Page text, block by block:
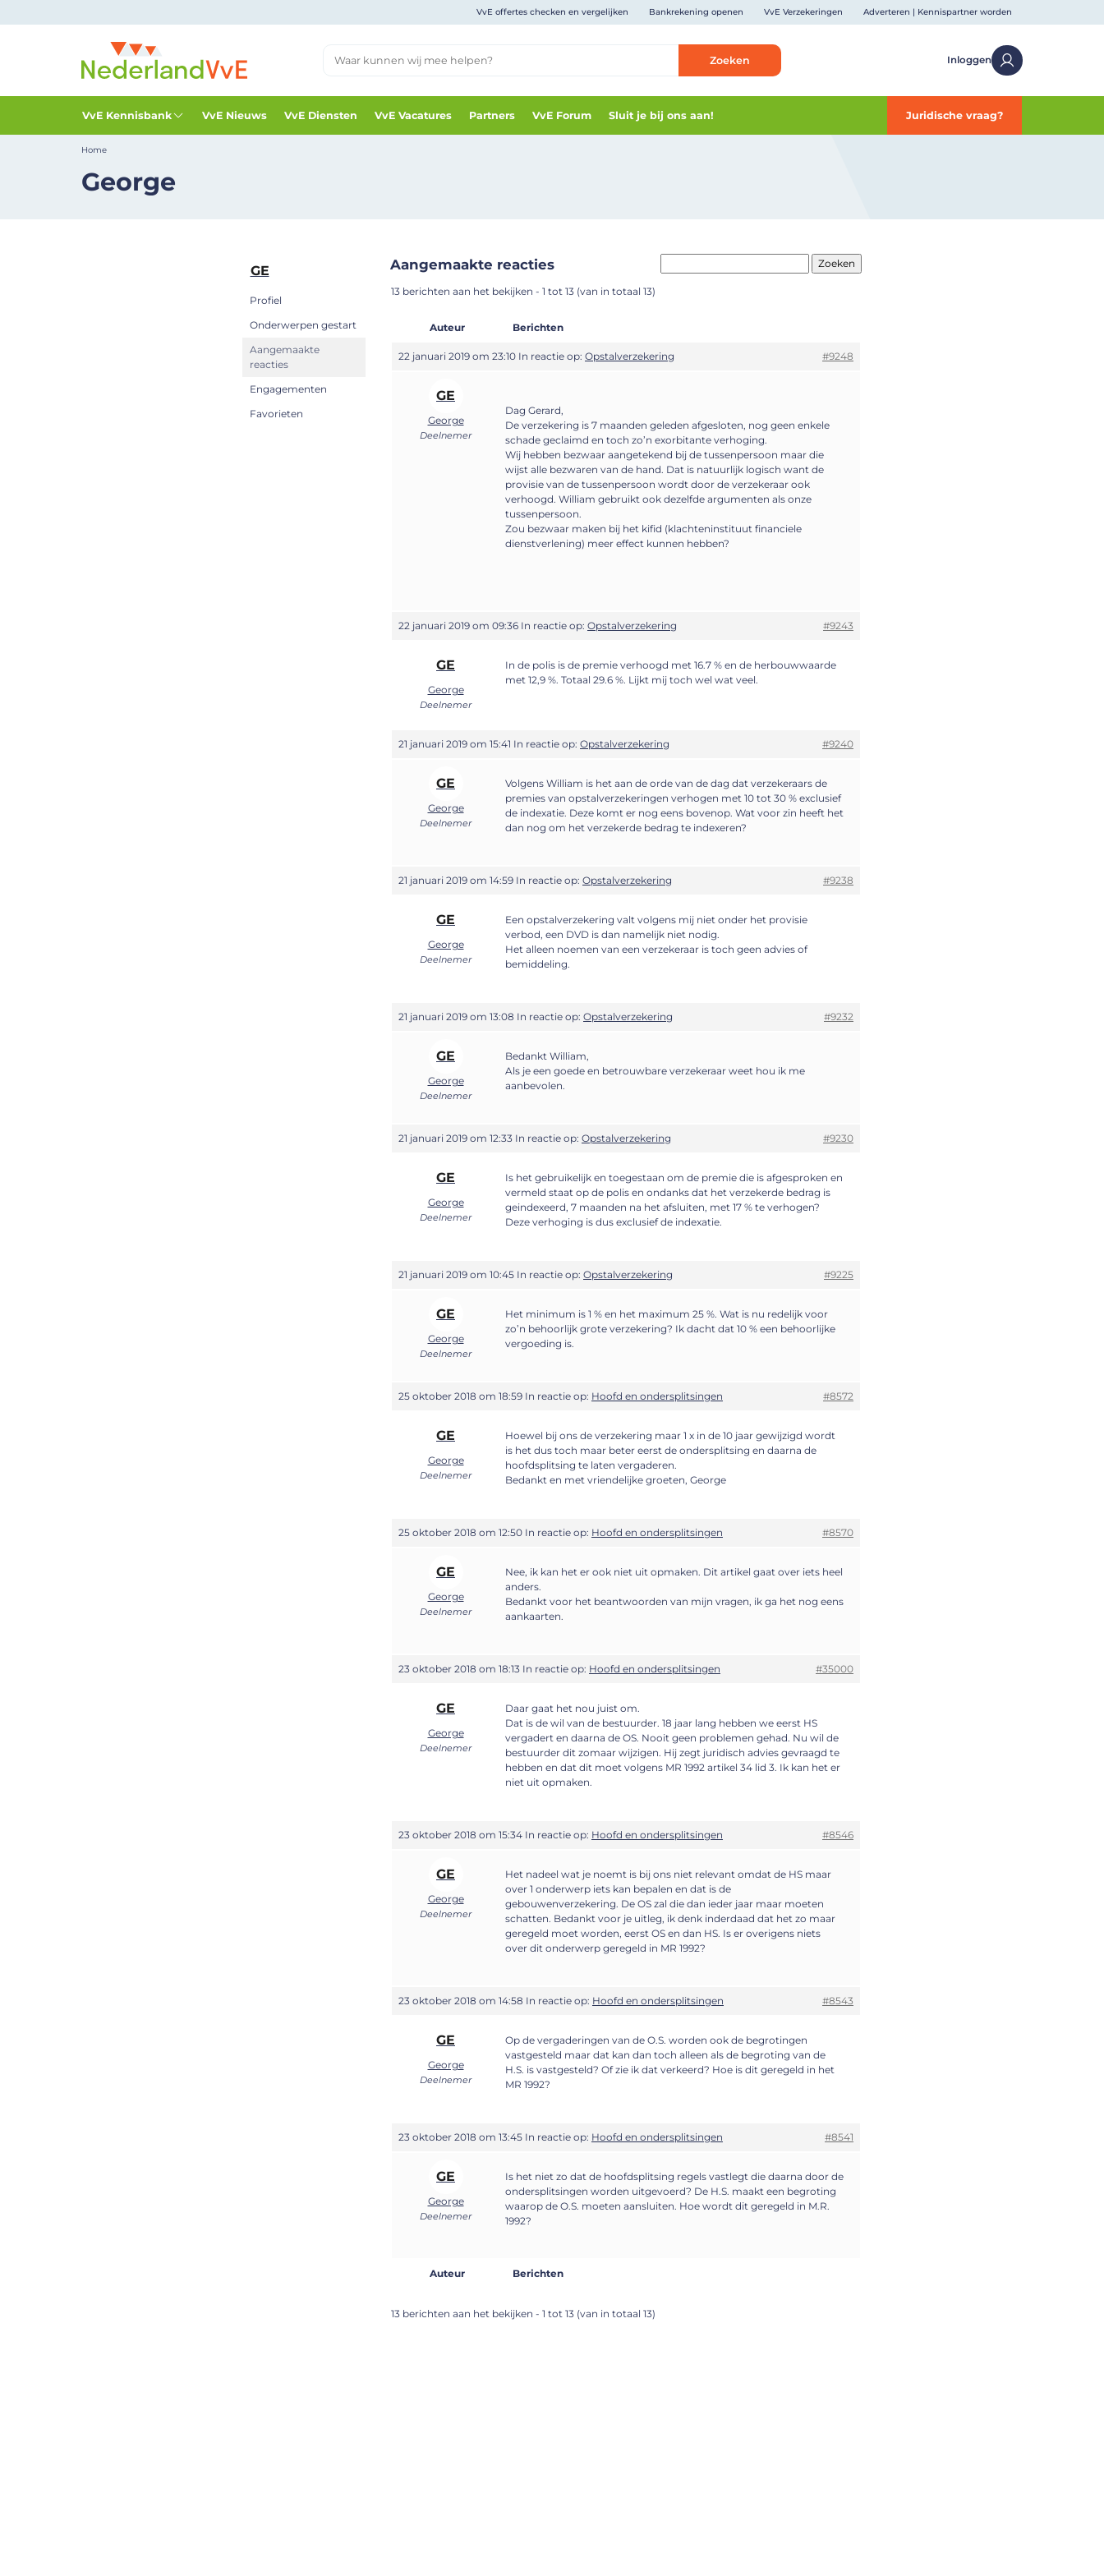
VvE offertes checken en vergelijken Bankrekening openen VvE Verzekeringen Adverteren | Kennispartner worden
Zoeken Inloggen
VvE Kennisbank VvE Nieuws VvE Diensten VvE Vacatures Partners VvE Forum Sluit je bij ons aan! Juridische vraag?
Home
George
GE
Profiel
Onderwerpen gestart
Aangemaakte
reacties
Engagementen
Favorieten
Aangemaakte reacties
13 berichten aan het bekijken - 1 tot 13 (van in totaal 13)
Auteur Berichten
22 januari 2019 om 23:10 In reactie op: Opstalverzekering #9248
GE
George
Deelnemer
Dag Gerard,
De verzekering is 7 maanden geleden afgesloten, nog geen enkele
schade geclaimd en toch zo’n exorbitante verhoging.
Wij hebben bezwaar aangetekend bij de tussenpersoon maar die
wijst alle bezwaren van de hand. Dat is natuurlijk logisch want de
provisie van de tussenpersoon wordt door de verzekeraar ook
verhoogd. William gebruikt ook dezelfde argumenten als onze
tussenpersoon.
Zou bezwaar maken bij het kifid (klachteninstituut financiele
dienstverlening) meer effect kunnen hebben?
22 januari 2019 om 09:36 In reactie op: Opstalverzekering #9243
GE
George
Deelnemer
In de polis is de premie verhoogd met 16.7 % en de herbouwwaarde
met 12,9 %. Totaal 29.6 %. Lijkt mij toch wel wat veel.
21 januari 2019 om 15:41 In reactie op: Opstalverzekering #9240
GE
George
Deelnemer
Volgens William is het aan de orde van de dag dat verzekeraars de
premies van opstalverzekeringen verhogen met 10 tot 30 % exclusief
de indexatie. Deze komt er nog eens bovenop. Wat voor zin heeft het
dan nog om het verzekerde bedrag te indexeren?
21 januari 2019 om 14:59 In reactie op: Opstalverzekering #9238
GE
George
Deelnemer
Een opstalverzekering valt volgens mij niet onder het provisie
verbod, een DVD is dan namelijk niet nodig.
Het alleen noemen van een verzekeraar is toch geen advies of
bemiddeling.
21 januari 2019 om 13:08 In reactie op: Opstalverzekering #9232
GE
George
Deelnemer
Bedankt William,
Als je een goede en betrouwbare verzekeraar weet hou ik me
aanbevolen.
21 januari 2019 om 12:33 In reactie op: Opstalverzekering #9230
GE
George
Deelnemer
Is het gebruikelijk en toegestaan om de premie die is afgesproken en
vermeld staat op de polis en ondanks dat het verzekerde bedrag is
geindexeerd, 7 maanden na het afsluiten, met 17 % te verhogen?
Deze verhoging is dus exclusief de indexatie.
21 januari 2019 om 10:45 In reactie op: Opstalverzekering #9225
GE
George
Deelnemer
Het minimum is 1 % en het maximum 25 %. Wat is nu redelijk voor
zo’n behoorlijk grote verzekering? Ik dacht dat 10 % een behoorlijke
vergoeding is.
25 oktober 2018 om 18:59 In reactie op: Hoofd en ondersplitsingen #8572
GE
George
Deelnemer
Hoewel bij ons de verzekering maar 1 x in de 10 jaar gewijzigd wordt
is het dus toch maar beter eerst de ondersplitsing en daarna de
hoofdsplitsing te laten vergaderen.
Bedankt en met vriendelijke groeten, George
25 oktober 2018 om 12:50 In reactie op: Hoofd en ondersplitsingen #8570
GE
George
Deelnemer
Nee, ik kan het er ook niet uit opmaken. Dit artikel gaat over iets heel
anders.
Bedankt voor het beantwoorden van mijn vragen, ik ga het nog eens
aankaarten.
23 oktober 2018 om 18:13 In reactie op: Hoofd en ondersplitsingen #35000
GE
George
Deelnemer
Daar gaat het nou juist om.
Dat is de wil van de bestuurder. 18 jaar lang hebben we eerst HS
vergadert en daarna de OS. Nooit geen problemen gehad. Nu wil de
bestuurder dit zomaar wijzigen. Hij zegt juridisch advies gevraagd te
hebben en dat dit moet volgens MR 1992 artikel 34 lid 3. Ik kan het er
niet uit opmaken.
23 oktober 2018 om 15:34 In reactie op: Hoofd en ondersplitsingen #8546
GE
George
Deelnemer
Het nadeel wat je noemt is bij ons niet relevant omdat de HS maar
over 1 onderwerp iets kan bepalen en dat is de
gebouwenverzekering. De OS zal die dan ieder jaar maar moeten
schatten. Bedankt voor je uitleg, ik denk inderdaad dat het zo maar
geregeld moet worden, eerst OS en dan HS. Is er overigens niets
over dit onderwerp geregeld in MR 1992?
23 oktober 2018 om 14:58 In reactie op: Hoofd en ondersplitsingen #8543
GE
George
Deelnemer
Op de vergaderingen van de O.S. worden ook de begrotingen
vastgesteld maar dat kan dan toch alleen als de begroting van de
H.S. is vastgesteld? Of zie ik dat verkeerd? Hoe is dit geregeld in het
MR 1992?
23 oktober 2018 om 13:45 In reactie op: Hoofd en ondersplitsingen #8541
GE
George
Deelnemer
Is het niet zo dat de hoofdsplitsing regels vastlegt die daarna door de
ondersplitsingen worden uitgevoerd? De H.S. maakt een begroting
waarop de O.S. moeten aansluiten. Hoe wordt dit geregeld in M.R.
1992?
Auteur Berichten
13 berichten aan het bekijken - 1 tot 13 (van in totaal 13)